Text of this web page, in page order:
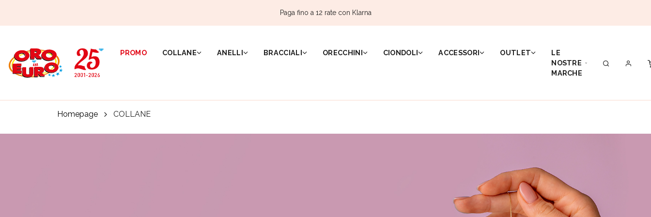
Paga fino a 12 rate con Klarna
PROMO COLLANE ANELLI BRACCIALI ORECCHINI CIONDOLI ACCESSORI OUTLET
LE
NOSTRE
MARCHE
Homepage COLLANE